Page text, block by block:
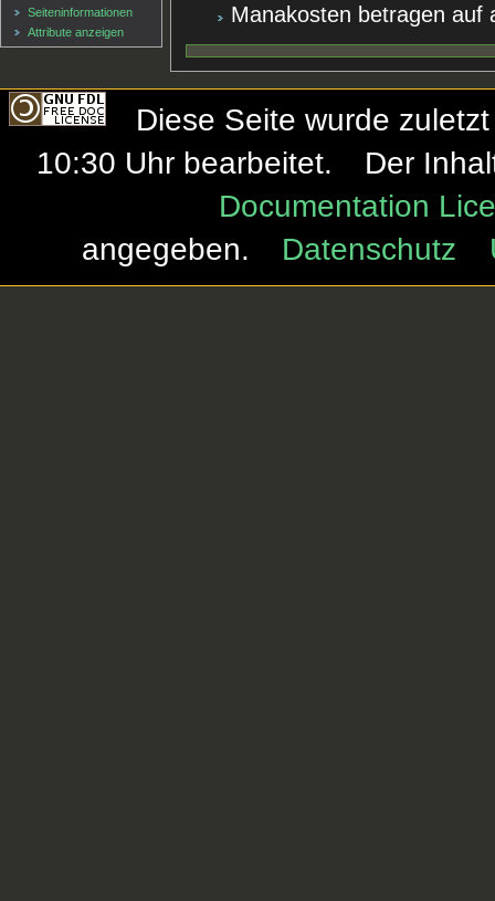
Manakosten betragen auf
Seiten­informationen
Attribute anzeigen
Diese Seite wurde
10:30 Uhr bearbeitet.
Der
Documentation
angegeben.
Datenschutz